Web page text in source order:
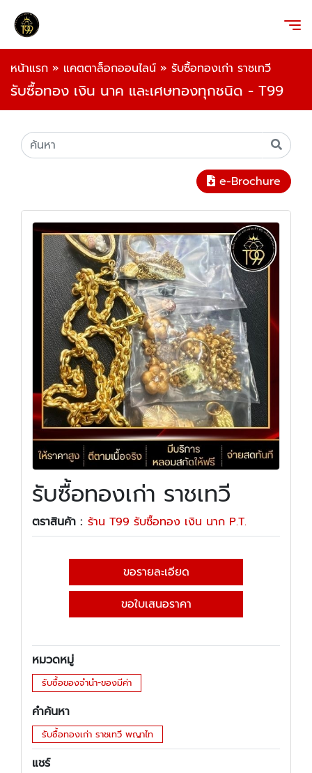
หน้าแรก » แคตตาล็อกออนไลน์ » รับซื้อทองเก่า ราชเทวี
รับซื้อทอง เงิน นาค และเศษทองทุกชนิด - T99
e-Brochure
รับซื้อทองเก่า ราชเทวี
ตราสินค้า : ร้าน T99 รับซื้อทอง เงิน นาก P.T.
ขอรายละเอียด
ขอใบเสนอราคา
หมวดหมู่
รับซื้อของจำนำ-ของมีค่า
คำค้นหา
รับซื้อทองเก่า ราชเทวี พญาไท
แชร์